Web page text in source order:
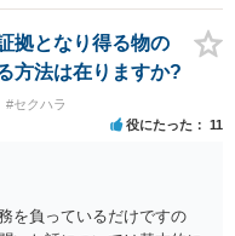
拠となり得る物の
方法は在りますか?
#セクハラ
役にたった 11
を負っているだけですの